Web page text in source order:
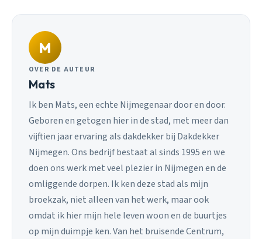
M
OVER DE AUTEUR
Mats
Ik ben Mats, een echte Nijmegenaar door en door.
Geboren en getogen hier in de stad, met meer dan
vijftien jaar ervaring als dakdekker bij Dakdekker
Nijmegen. Ons bedrijf bestaat al sinds 1995 en we
doen ons werk met veel plezier in Nijmegen en de
omliggende dorpen. Ik ken deze stad als mijn
broekzak, niet alleen van het werk, maar ook
omdat ik hier mijn hele leven woon en de buurtjes
op mijn duimpje ken. Van het bruisende Centrum,